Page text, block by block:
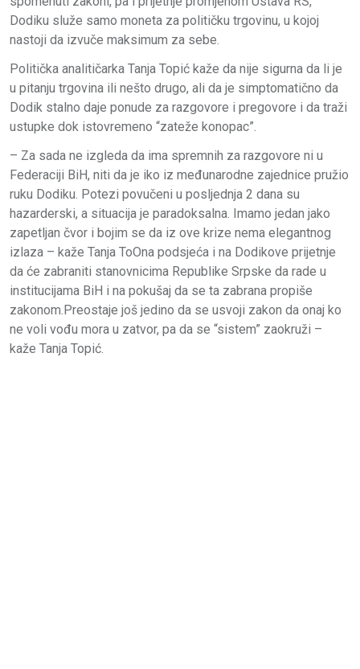
Dodiku služe samo moneta za političku trgovinu, u kojoj
nastoji da izvuče maksimum za sebe.
Politička analitičarka Tanja Topić kaže da nije sigurna da li je
u pitanju trgovina ili nešto drugo, ali da je simptomatično da
Dodik stalno daje ponude za razgovore i pregovore i da traži
ustupke dok istovremeno “zateže konopac”.
– Za sada ne izgleda da ima spremnih za razgovore ni u
Federaciji BiH, niti da je iko iz međunarodne zajednice pružio
ruku Dodiku. Potezi povučeni u posljednja 2 dana su
hazarderski, a situacija je paradoksalna. Imamo jedan jako
zapetljan čvor i bojim se da iz ove krize nema elegantnog
izlaza – kaže Tanja ToOna podsjeća i na Dodikove prijetnje
da će zabraniti stanovnicima Republike Srpske da rade u
institucijama BiH i na pokušaj da se ta zabrana propiše
zakonom.Preostaje još jedino da se usvoji zakon da onaj ko
ne voli vođu mora u zatvor, pa da se “sistem” zaokruži –
kaže Tanja Topić.